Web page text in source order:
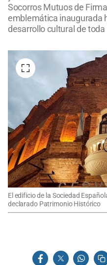
Socorros Mutuos de
emblemática inaugurada
desarrollo cultural de toda
El edificio de la Sociedad
declarado Patrimonio Histórico